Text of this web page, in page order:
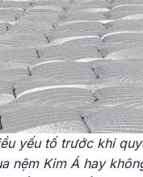
yếu tố trước khi
nệm Kim Á hay